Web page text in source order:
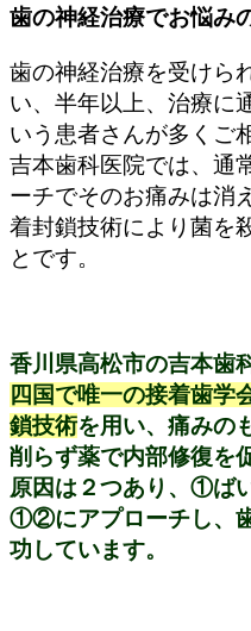
歯の神経治療でお悩み
歯の神経治療を受けら
い、半年以上、治療に
いう患者さんが多くご
吉本歯科医院では、通
ーチでそのお痛みは消
着封鎖技術により菌を
とです。
香川県高松市の吉本歯
四国で唯一の接着歯学
鎖技術を用い、痛みの
削らず薬で内部修復を
原因は２つあり、①ば
①②にアプローチし、
功しています。